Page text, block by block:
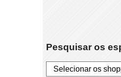
Pesquisar os